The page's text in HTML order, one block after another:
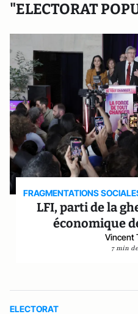
"ELECTORAT
FRAGMENTATIONS
LFI, parti de la
économique
Vincent
7 min
ELECTORAT